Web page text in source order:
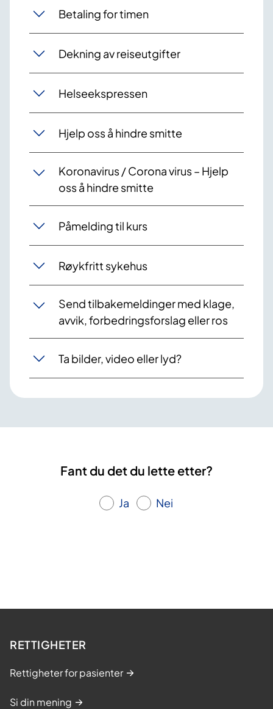
Betaling for timen
Dekning av reiseutgifter
Helseekspressen
Hjelp oss å hindre smitte
Koronavirus / Corona virus – Hjelp
oss å hindre smitte
Påmelding til kurs
Røykfritt sykehus
Send tilbakemeldinger med klage,
avvik, forbedringsforslag eller ros
Ta bilder, video eller lyd?
Fant du det du lette etter?
Ja Nei
RETTIGHETER
Rettigheter for pasienter
Si din mening